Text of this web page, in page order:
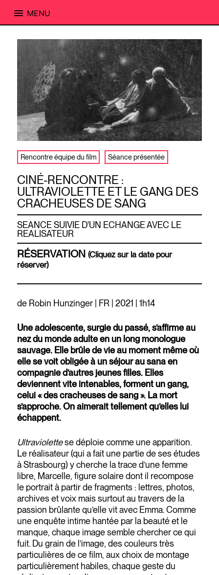
MENU
CINÉ-RENCONTRE :
ULTRAVIOLETTE ET LE GANG DES
CRACHEUSES DE SANG
SEANCE SUIVIE D'UN ECHANGE AVEC LE
REALISATEUR
Rencontre équipe du film Séance présentée
RÉSERVATION (Cliquez sur la date pour
réserver)
de Robin Hunzinger | FR | 2021 | 1h14
Une adolescente, surgie du passé, s’affirme au
nez du monde adulte en un long monologue
sauvage. Elle brûle de vie au moment même où
elle se voit obligée à un séjour au sana en
compagnie d’autres jeunes filles. Elles
deviennent vite intenables, forment un gang,
celui « des cracheuses de sang ». La mort
s’approche. On aimerait tellement qu’elles lui
échappent.
Ultraviolettese déploie comme une apparition.
Le réalisateur (qui a fait une partie de ses études
à Strasbourg) y cherche la trace d’une femme
libre, Marcelle, figure solaire dont il recompose
le portrait à partir de fragments : lettres, photos,
archives et voix mais surtout au travers de la
passion brûlante qu’elle vit avec Emma. Comme
une enquête intime hantée par la beauté et le
manque, chaque image semble chercher ce qui
fuit. Du grain de l’image, des couleurs très
particulières de ce film, aux choix de montage
particulièrement habiles, chaque geste du